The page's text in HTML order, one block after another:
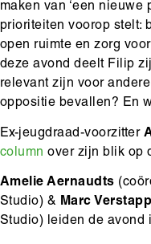
maken van ‘een nieuwe
prioriteiten voorop stelt:
open ruimte en zorg
deze avond deelt Filip
relevant zijn voor
oppositie bevallen? En
Ex-jeugdraad-voorzitter
column over zijn blik op
Amelie Aernaudts
Studio) & Marc
Studio) leiden de avond